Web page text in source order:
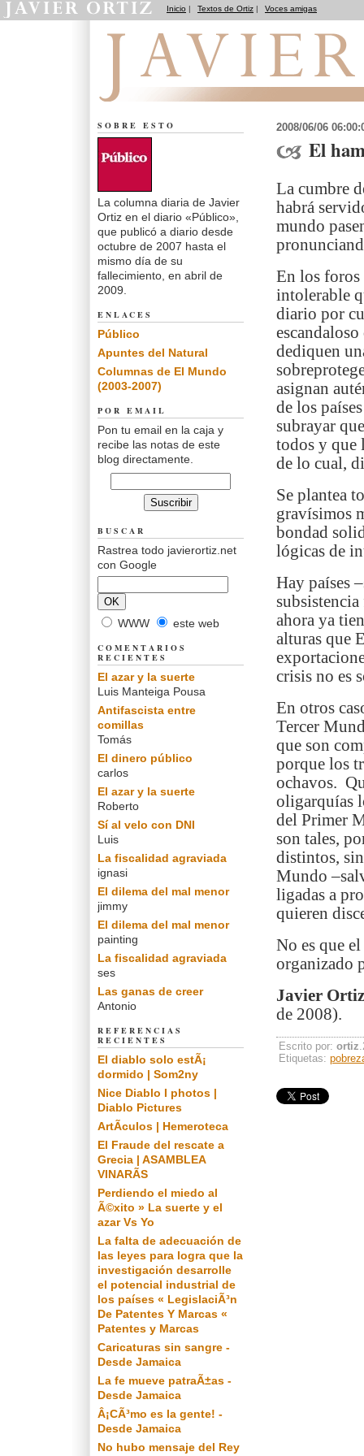
Inicio | Textos de Ortiz | Voces amigas
2008/06/06
El
La cumbre
habrá
mundo
En los foros
intolerable
diario por
dediquen
asignan
de los
subrayar
todos y que
de lo cual,
Se plantea
gravísimos
bondad
lógicas de
Hay países
ahora ya
alturas que
crisis no es
En otros
Tercer
que son
porque los
ochavos.
oligarquías
del Primer
son tales,
distintos,
Mundo
ligadas a
quieren
No es que
organizado
Javier Ortiz
de 2008).
Escrito por: ortiz
Etiquetas:
SOBRE ESTO
La columna diaria de Javier
Ortiz en el diario «Público»,
que publicó a diario desde
octubre de 2007 hasta el
mismo día de su
fallecimiento, en abril de
2009.
ENLACES
Público
Apuntes del Natural
Columnas de El Mundo
(2003-2007)
POR EMAIL
Pon tu email en la caja y
recibe las notas de este
blog directamente.
BUSCAR
Rastrea todo javierortiz.net
con Google
WWW este web
COMENTARIOS
RECIENTES
El azar y la suerte
Luis Manteiga Pousa
Antifascista entre
comillas
Tomás
El dinero público
carlos
El azar y la suerte
Roberto
Sí al velo con DNI
Luis
La fiscalidad agraviada
ignasi
El dilema del mal menor
jimmy
El dilema del mal menor
painting
La fiscalidad agraviada
ses
Las ganas de creer
Antonio
REFERENCIAS
RECIENTES
El diablo solo estÃ¡
dormido | Som2ny
Nice Diablo I photos |
Diablo Pictures
ArtÃ­culos | Hemeroteca
El Fraude del rescate a
Grecia | ASAMBLEA
VINARÃS
Perdiendo el miedo al
Ã©xito » La suerte y el
azar Vs Yo
La falta de adecuación de
las leyes para logra que la
investigación desarrolle
el potencial industrial de
los países « LegislaciÃ³n
De Patentes Y Marcas «
Patentes y Marcas
Caricaturas sin sangre -
Desde Jamaica
La fe mueve patraÃ±as -
Desde Jamaica
Â¡CÃ³mo es la gente! -
Desde Jamaica
No hubo mensaje del Rey